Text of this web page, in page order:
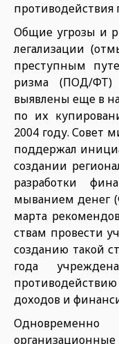
противодействия
Общие угрозы и
легализа­ции
преступным
ризма (ПОД/ФТ)
выявлены еще в
по их
2004 году. Совет
поддержал
создании
разработ­ки
мыванием денег
марта
ствам провести
созданию та­кой
года
доходов и